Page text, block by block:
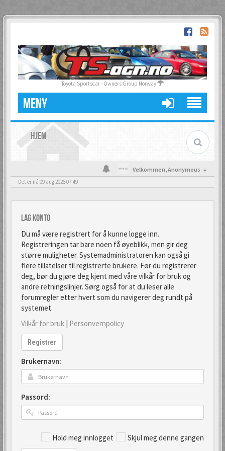
Toyota Sportscar - Owners Group Norway
MENY
HJEM
Velkommen,Anonymous
Det er nå 09 aug 2026 07:49
Lag konto
Du må være registrert for å kunne logge inn.
Registreringen tar bare noen få øyeblikk, men gir deg
større muligheter. Systemadministratoren kan også gi
flere tillatelser til registrerte brukere. Før du registrerer
deg, bør du gjøre deg kjent med våre vilkår for bruk og
andre retningslinjer. Sørg også for at du leser alle
forumregler etter hvert som du navigerer deg rundt på
systemet.
Vilkår for bruk | Personvernpolicy
Registrer
Brukernavn:
Passord:
Hold meg innlogget Skjul meg denne gangen